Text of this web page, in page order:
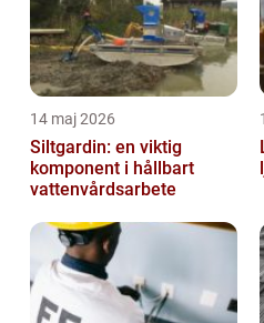
14 maj 2026
Siltgardin: en viktig
komponent i hållbart
vattenvårdsarbete